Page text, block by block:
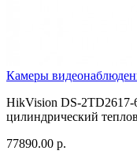
Камеры
HikVision DS-2TD2617-
цилиндрический
77890.00 р.